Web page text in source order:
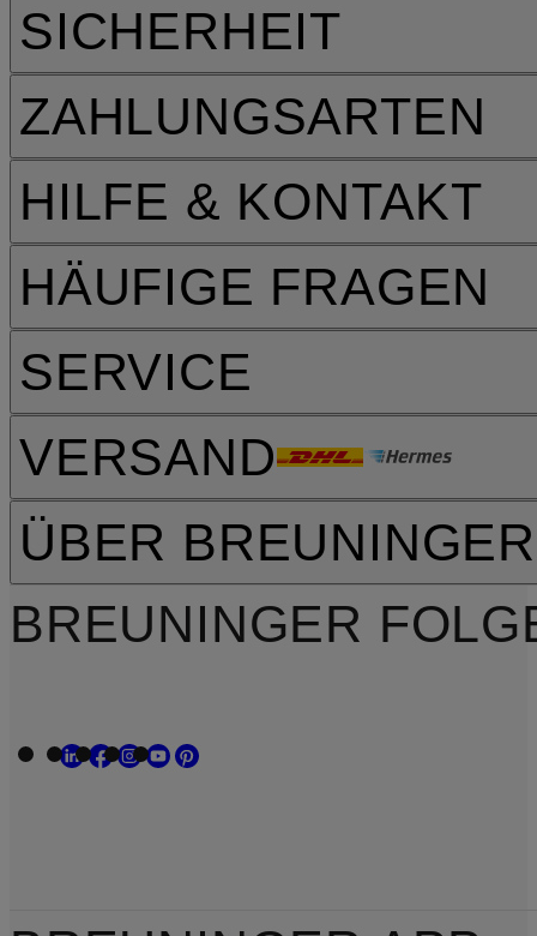
HILFE & KONTAKT
HÄUFIGE FRAGEN
SERVICE
VERSAND
SICHERHEIT
ZAHLUNGSARTEN
ÜBER BREUNINGER
BREUNINGER